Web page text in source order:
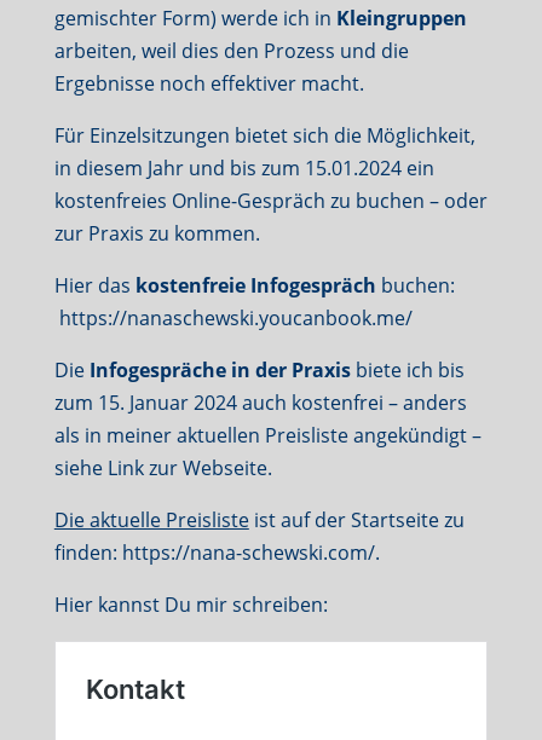
gemischter Form) werde ich in Kleingruppen
arbeiten, weil dies den Prozess und die
Ergebnisse noch effektiver macht.
Für Einzelsitzungen bietet sich die Möglichkeit,
in diesem Jahr und bis zum 15.01.2024 ein
kostenfreies Online-Gespräch zu buchen – oder
zur Praxis zu kommen.
Hier das kostenfreie Infogespräch buchen:
https://nanaschewski.youcanbook.me/
Die Infogespräche in der Praxisbiete ich bis
zum 15. Januar 2024 auch kostenfrei – anders
als in meiner aktuellen Preisliste angekündigt –
siehe Link zur Webseite.
Die aktuelle Preislisteist auf der Startseite zu
finden: https://nana-schewski.com/.
Hier kannst Du mir schreiben: